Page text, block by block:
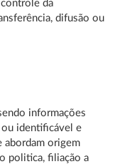
da
difusão ou
informações
ou identificável e
abordam origem
politica, filiação a